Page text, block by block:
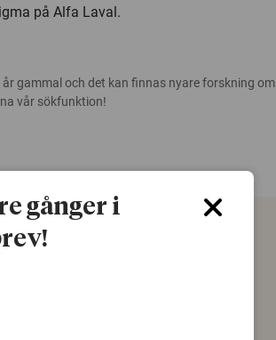
på Alfa Laval.
gammal och det kan finnas nyare forskning om
vår sökfunktion!
gånger i